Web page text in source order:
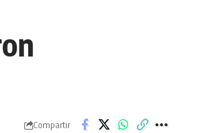
Compartir